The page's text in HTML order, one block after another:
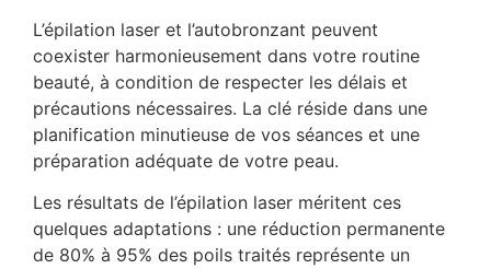
L’épilation laser et l’autobronzant peuvent
coexister harmonieusement dans votre routine
beauté, à condition de respecter les délais et
précautions nécessaires. La clé réside dans une
planification minutieuse de vos séances et une
préparation adéquate de votre peau.
Les résultats de l’épilation laser méritent ces
quelques adaptations : une réduction permanente
de 80% à 95% des poils traités représente un